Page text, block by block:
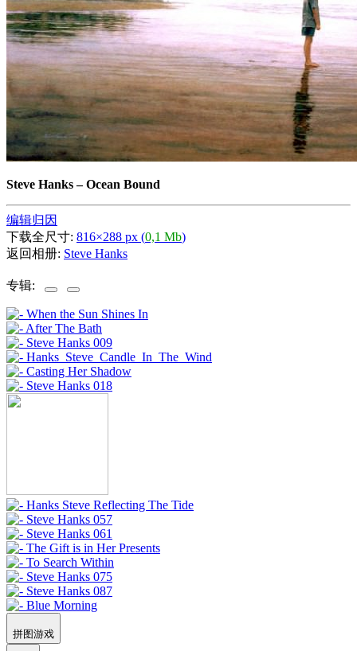
Steve Hanks–Ocean Bound
编辑归因
下载全尺寸: 816×288 px (0,1 Mb)
返回相册: Steve Hanks
专辑:
拼图游戏